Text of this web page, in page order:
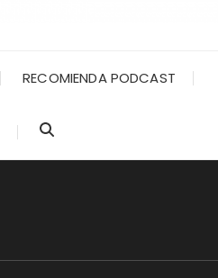
RECOMIENDA PODCAST